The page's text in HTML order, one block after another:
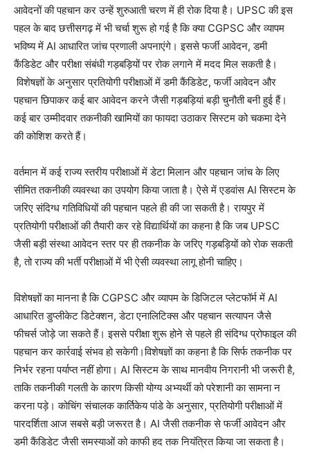
आवेदनों की पहचान कर उन्हें शुरुआती चरण में ही रोक दिया है। UPSC की इस
पहल के बाद छत्तीसगढ़ में भी चर्चा शुरू हो गई है कि क्या CGPSC और व्यापम
भविष्य में AI आधारित जांच प्रणाली अपनाएंगे। इससे फर्जी आवेदन, डमी
कैंडिडेट और परीक्षा संबंधी गड़बड़ियों पर रोक लगाने में मदद मिल सकती है।
विशेषज्ञों के अनुसार प्रतियोगी परीक्षाओं में डमी कैंडिडेट, फर्जी आवेदन और
पहचान छिपाकर कई बार आवेदन करने जैसी गड़बड़ियां बड़ी चुनौती बनी हुई हैं।
कई बार उम्मीदवार तकनीकी खामियों का फायदा उठाकर सिस्टम को चकमा देने
की कोशिश करते हैं।
वर्तमान में कई राज्य स्तरीय परीक्षाओं में डेटा मिलान और पहचान जांच के लिए
सीमित तकनीकी व्यवस्था का उपयोग किया जाता है। ऐसे में एडवांस AI सिस्टम के
जरिए संदिग्ध गतिविधियों की पहचान पहले ही की जा सकती है। रायपुर में
प्रतियोगी परीक्षाओं की तैयारी कर रहे विद्यार्थियों का कहना है कि जब UPSC
जैसी बड़ी संस्था आवेदन स्तर पर ही तकनीक के जरिए गड़बड़ियों को रोक सकती
है, तो राज्य की भर्ती परीक्षाओं में भी ऐसी व्यवस्था लागू होनी चाहिए।
विशेषज्ञों का मानना है कि CGPSC और व्यापम के डिजिटल प्लेटफॉर्म में AI
आधारित डुप्लीकेट डिटेक्शन, डेटा एनालिटिक्स और पहचान सत्यापन जैसे
फीचर्स जोड़े जा सकते हैं। इससे परीक्षा शुरू होने से पहले ही संदिग्ध प्रोफाइल की
पहचान कर कार्रवाई संभव हो सकेगी।विशेषज्ञों का कहना है कि सिर्फ तकनीक पर
निर्भर रहना पर्याप्त नहीं होगा। AI सिस्टम के साथ मानवीय निगरानी भी जरूरी है,
ताकि तकनीकी गलती के कारण किसी योग्य अभ्यर्थी को परेशानी का सामना न
करना पड़े। कोचिंग संचालक कार्तिकेय पांडे के अनुसार, प्रतियोगी परीक्षाओं में
पारदर्शिता आज सबसे बड़ी जरूरत है। AI जैसी तकनीक से फर्जी आवेदन और
डमी कैंडिडेट जैसी समस्याओं को काफी हद तक नियंत्रित किया जा सकता है।